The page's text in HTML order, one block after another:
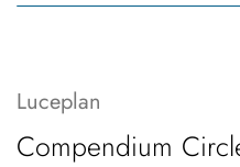
Luceplan
Compendium